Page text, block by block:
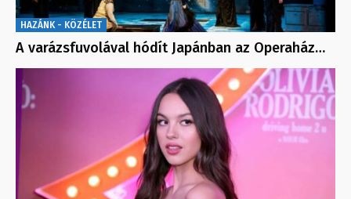
HAZÁNK - KÖZÉLET
A varázsfuvolával hódít Japánban az Operaház…